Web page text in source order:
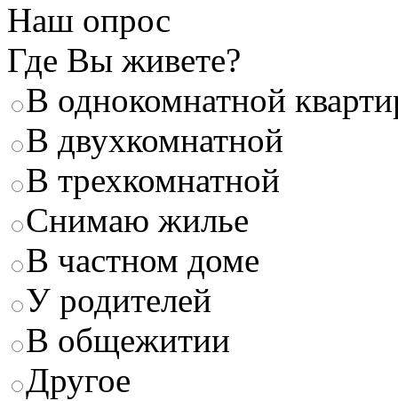
Наш опрос
Где Вы живете?
В однокомнатной
В двухкомнатной
В трехкомнатной
Снимаю жилье
В частном доме
У родителей
В общежитии
Другое